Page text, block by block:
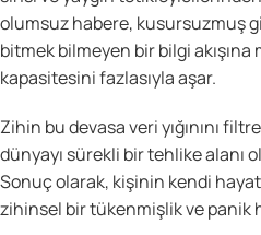
olumsuz habere, kusursuzmuş
bitmek bilmeyen bir bilgi
kapasitesini fazlasıyla aşar.
Zihin bu devasa veri yığınını
dünyayı sürekli bir tehlike alanı
Sonuç olarak, kişinin kendi
zihinsel bir tükenmişlik ve panik